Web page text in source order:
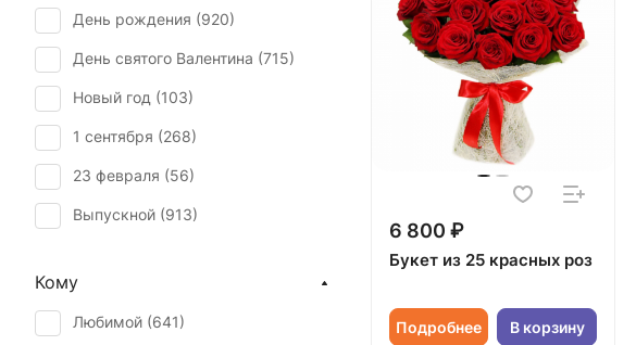
6 800 ₽
Букет из 25 красных роз
Подробнее В корзину
Гипсофила (29)
Гортензия (38 )
Грин белл ( 1 )
Дельфиниум (1)
Ирис (31)
Калла (13)
День рождения (920)
День святого Валентина (715)
Новый год (103)
1 сентября (268)
23 февраля (56)
Выпускной (913)
День учителя (
Пасха (47 )
Кому
Любимой (641)